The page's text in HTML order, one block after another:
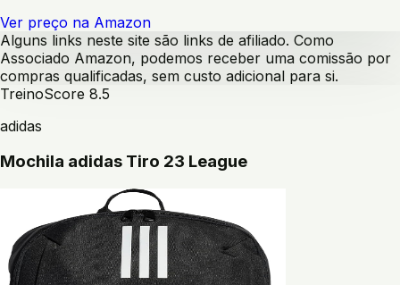
Ver preço na Amazon
Alguns links neste site são links de afiliado. Como
Associado Amazon, podemos receber uma comissão por
compras qualificadas, sem custo adicional para si.
TreinoScore 8.5
adidas
Mochila adidas Tiro 23 League